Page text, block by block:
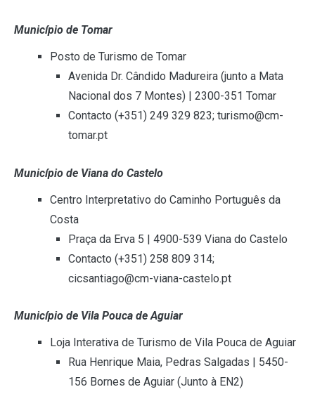
Município de Tomar
Posto de Turismo de Tomar
Avenida Dr. Cândido Madureira (junto a Mata
Nacional dos 7 Montes) | 2300-351 Tomar
Contacto (+351) 249 329 823; turismo@cm-
tomar.pt
Município de Viana do Castelo
Centro Interpretativo do Caminho Português da
Costa
Praça da Erva 5 | 4900-539 Viana do Castelo
Contacto (+351) 258 809 314;
cicsantiago@cm-viana-castelo.pt
Município de Vila Pouca de Aguiar
Loja Interativa de Turismo de Vila Pouca de Aguiar
Rua Henrique Maia, Pedras Salgadas | 5450-
156 Bornes de Aguiar (Junto à EN2)